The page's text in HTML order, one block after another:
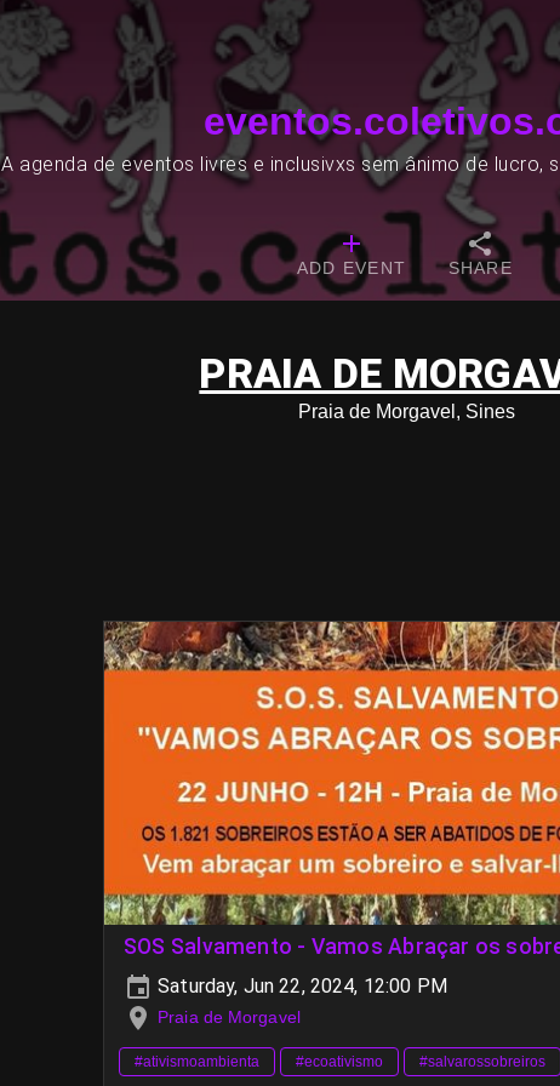
A agenda de eventos livres e inclusivxs sem ânimo de lucro,
ADD EVENT SHARE
PRAIA DE
Praia de Morgavel, Sines
SOS Salvamento - Vamos Abraçar os
Saturday, Jun 22, 2024, 12:00 PM
Praia de Morgavel
#ativismoambienta #ecoativismo #salvarossobreiros